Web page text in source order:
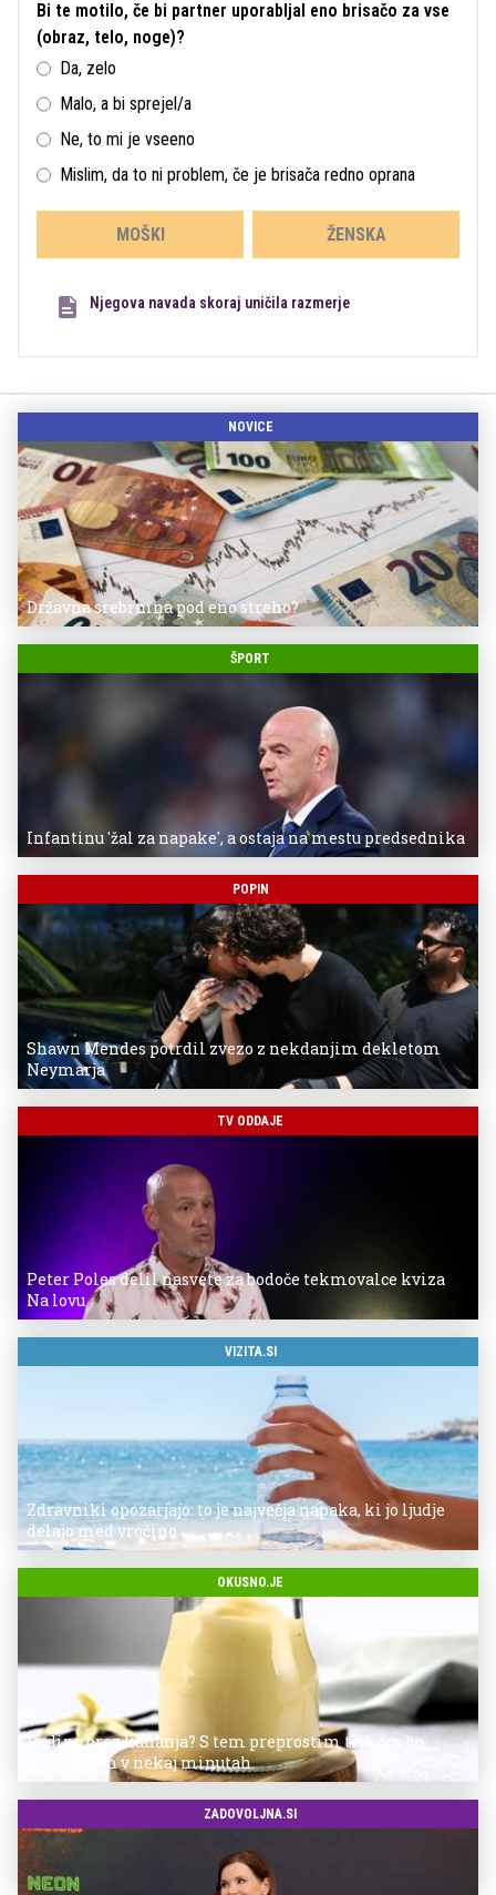
Bi te motilo, če bi partner uporabljal eno brisačo za vse
(obraz, telo, noge)?
Da, zelo
Malo, a bi sprejel/a
Ne, to mi je vseeno
Mislim, da to ni problem, če je brisača redno oprana
MOŠKI ŽENSKA
Njegova navada skoraj uničila razmerje
NOVICE
Državna srebrnina pod eno streho?
ŠPORT
Infantinu 'žal za napake', a ostaja na mestu predsednika
POPIN
Shawn Mendes potrdil zvezo z nekdanjim dekletom
Neymarja
TV ODDAJE
Peter Poles delil nasvete za bodoče tekmovalce kviza
Na lovu
VIZITA.SI
Zdravniki opozarjajo: to je največja napaka, ki jo ljudje
delajo med vročino
OKUSNO.JE
Puding brez kuhanja? S tem preprostim trikom bo
pripravljen v nekaj minutah
ZADOVOLJNA.SI